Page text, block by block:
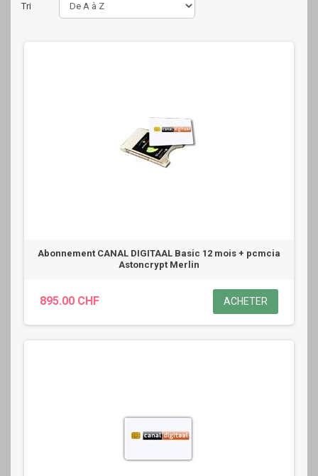
Tri
Abonnement CANAL DIGITAAL Basic 12 mois + pcmcia
Astoncrypt Merlin
895.00 CHF ACHETER